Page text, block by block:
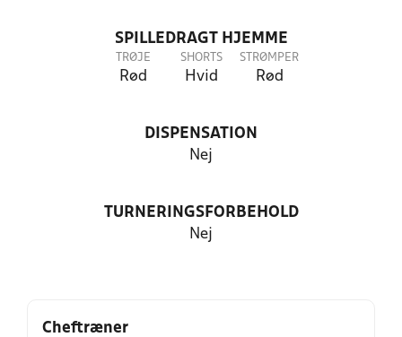
SPILLEDRAGT HJEMME
TRØJE
Rød
SHORTS
Hvid
STRØMPER
Rød
DISPENSATION
Nej
TURNERINGSFORBEHOLD
Nej
Cheftræner